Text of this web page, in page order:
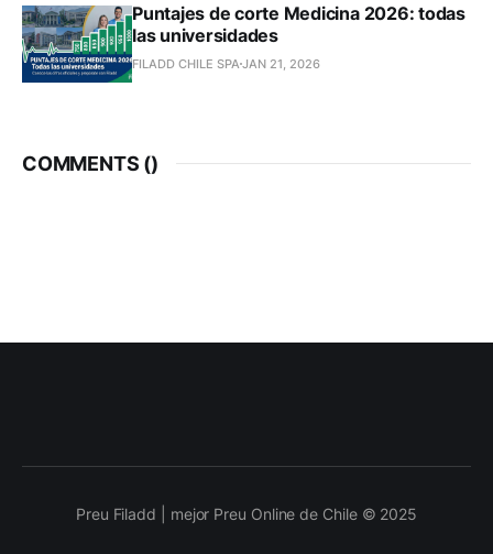
Puntajes de corte Medicina 2026: todas
las universidades
FILADD CHILE SPA JAN 21, 2026
COMMENTS ()
Preu Filadd | mejor Preu Online de Chile © 2025